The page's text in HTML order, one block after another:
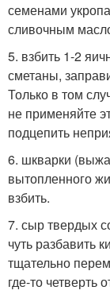
семенами
сливочным
5. взбить 1-2
сметаны,
Только в том
не применяйте
подцепить
6. шкварки
вытопленного
взбить.
7. сыр твердых
чуть разбавить
тщательно
где-то четверть